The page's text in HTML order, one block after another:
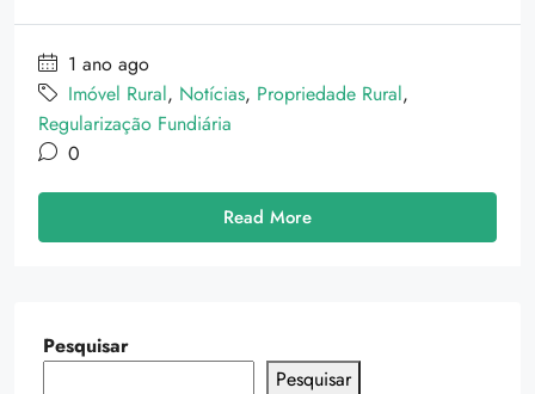
1 ano ago
Imóvel Rural, Notícias, Propriedade Rural,
Regularização Fundiária
0
Read More
Pesquisar
Pesquisar